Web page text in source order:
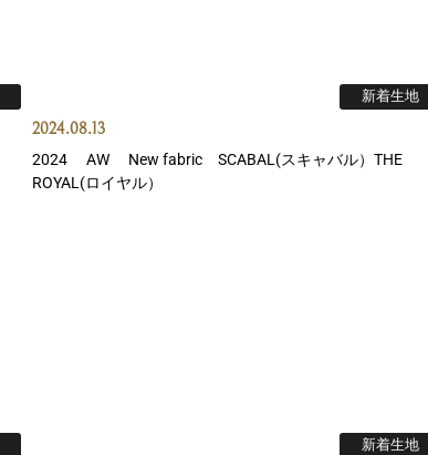
2024.08.13
新着生地
2024 AW New fabric SCABAL(スキャバル）THE
ROYAL(ロイヤル）
新着生地